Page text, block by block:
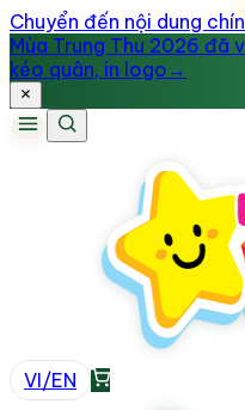
Chuyển đến nội dung
Mùa Trung Thu 2026 đã
kéo quân, in logo →
VI/EN